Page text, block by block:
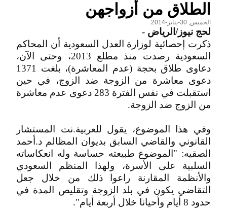
الطلاق من أزواجهن
الخميس, 30-يناير-2014
لحج نيوز/الرياض -
ذكرت إحصائية لوزارة العدل السعودية أن المحاكم
السعودية رصدت منذ مطلع 2013، وحتى الآن،
دعاوى طلاق بحجة (عدم المعاشرة)، بلغت 1371
دعوى معاشرة من الزوجة ضد الزوج، في حين
استقبلت في نفس الفترة 283 دعوى عدم معاشرة
من الزوج ضد الزوجة.
وفي هذا الموضوع، يقول للعربية.نت المستشار
القانوني والقاضي السابق بديوان المظالم د.أحمد
الصقيه: "الموضوع طبيعته حساسة وله انعكاساته
السلبية على الأسرة، ولهذا المنظم السعودي
والأنظمة المقارنة راعوا ذلك من خلال جعل
التقاضي يكون في بلد الزوجة وتقليص المدة في
حدود 8 أيام وأحيانا خلال أربعة أيام".